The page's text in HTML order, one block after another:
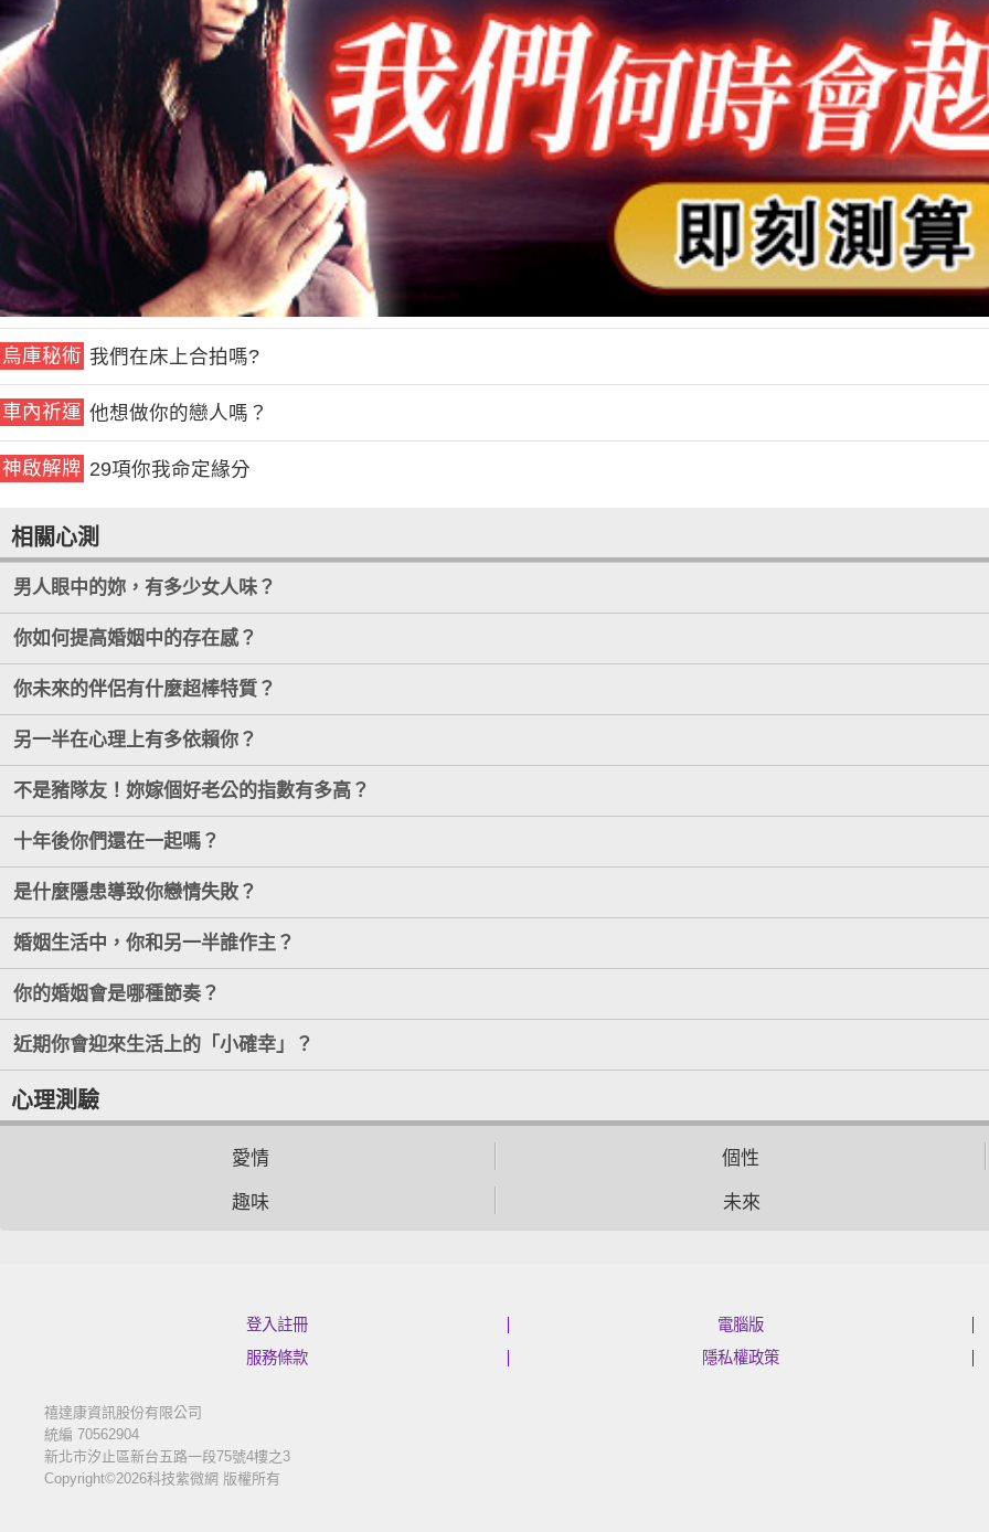
烏庫秘術 我們在床上合拍嗎?
車內祈運 他想做你的戀人嗎？
神啟解牌 29項你我命定緣分
相關心測
男人眼中的妳，有多少女人味？
你如何提高婚姻中的存在感？
你未來的伴侶有什麼超棒特質？
另一半在心理上有多依賴你？
不是豬隊友！妳嫁個好老公的指數有多高？
十年後你們還在一起嗎？
是什麼隱患導致你戀情失敗？
婚姻生活中，你和另一半誰作主？
你的婚姻會是哪種節奏？
近期你會迎來生活上的「小確幸」？
心理測驗
愛情 個性
趣味 未來
登入註冊
電腦版
服務條款
隱私權政策
禧達康資訊股份有限公司
統編 70562904
新北市汐止區新台五路一段75號4樓之3
Copyright©2026科技紫微網 版權所有